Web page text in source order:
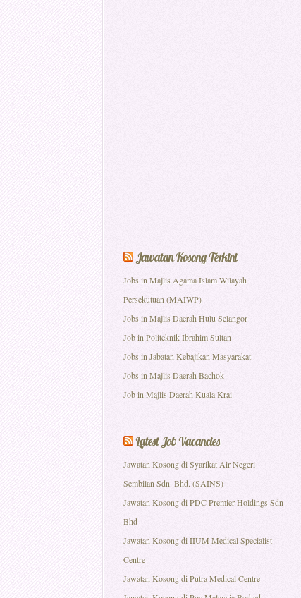
Jawatan Kosong Terkini
Jobs in Majlis Agama Islam Wilayah
Persekutuan (MAIWP)
Jobs in Majlis Daerah Hulu Selangor
Job in Politeknik Ibrahim Sultan
Jobs in Jabatan Kebajikan Masyarakat
Jobs in Majlis Daerah Bachok
Job in Majlis Daerah Kuala Krai
Latest Job Vacancies
Jawatan Kosong di Syarikat Air Negeri
Sembilan Sdn. Bhd. (SAINS)
Jawatan Kosong di PDC Premier Holdings Sdn
Bhd
Jawatan Kosong di IIUM Medical Specialist
Centre
Jawatan Kosong di Putra Medical Centre